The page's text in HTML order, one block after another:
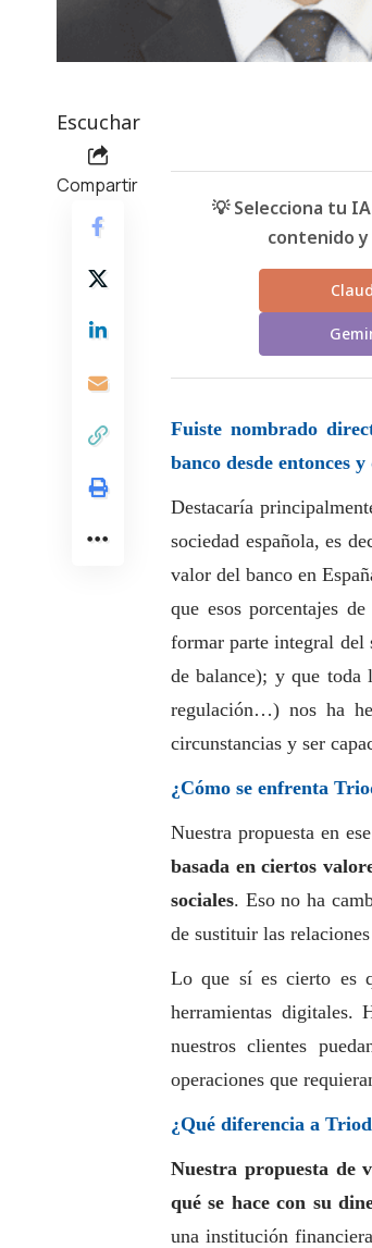
Escuchar
Compartir
💡 Selecciona tu
contenido
Fuiste nombrado
banco desde entonces
Destacaría
sociedad española, es
valor del banco en
que esos porcentajes
formar parte integral del
de balance); y que
regulación…) nos ha
circunstancias y ser
¿Cómo se enfrenta
Nuestra propuesta en
basada en ciertos
sociales. Eso no ha
de sustituir las
Lo que sí es cierto es
herramientas digitales.
nuestros clientes
operaciones que
¿Qué diferencia a
Nuestra propuesta de
qué se hace con su
una institución